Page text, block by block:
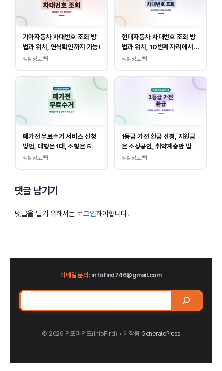
기아자동차 차대번호 조회 방
법과 위치, 연식확인까지 가능!
생활정보/팁
현대자동차 차대번호 조회 방
법과 위치, 10번째 자리에서
연식 확인!
생활정보/팁
폐가전 무료수거 서비스 신청
방법, 대형은 1대, 소형은 5개
부터 무상입니다.
생활정보/팁
1등급 가전 환급 신청, 지원금
은 소상공인, 취약계층만 받
을 수 있습니다.
생활정보/팁
댓글 남기기
댓글을 달기 위해서는로그인해야합니다.
이메일 문의:infofind746@gmail.com
검
© 2026 인포파인드(InfoFind)​​​​ • 제작됨 GeneratePress